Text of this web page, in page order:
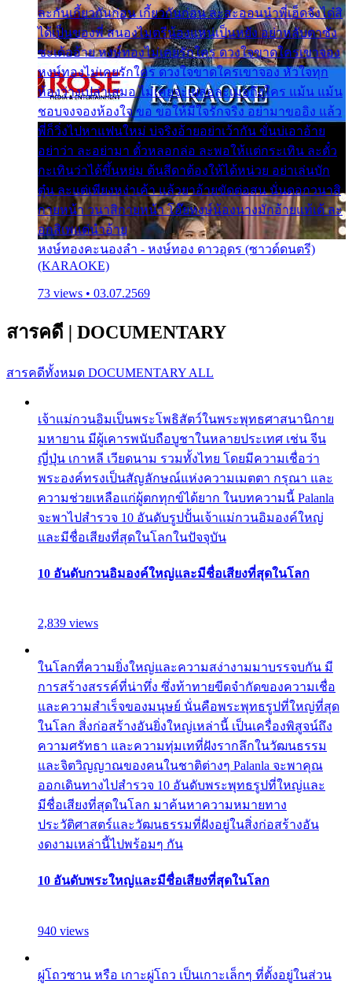
ละกันเกี้ยวกันก่อน เกี้ยวกันก่อน ละสะออนนำพี่เฮ็ดจังได๋สิ
ได้เป็นของพี่ สนองไมตรีน้องแหน่เป็นหยัง อย่าหลับตาซัง
ซะเด้ออ้าย หงษ์ทองไม่เคยรักใคร ดวงใจขาดใครเขาจอง
หงษ์ทองไม่เคยรักใคร ดวงใจขาดใครเขาจอง หัวใจทุก
ห้องว่างเปล่าเสมอ ไม่เคยจะเผลอละเมอถึงใคร แม้น แม้น
ชอบจงจองห้องใจ ขอ ขอให้มีใจรักจริง อย่ามาขออิง แล้ว
พี่ก็วิ่งไปหาแฟนใหม่ บ่จริงอ้ายอย่าเว้ากัน ขั่นบ่เอาอ้าย
อย่าว่า ละอย่ามา ตั๋วหลอกล่อ ละพอให้แต่กระเทิน ละตั๋ว
กะเทินว่าได้ขึ้นหย่ม ต้นสีดาต้องให้ได้หน่วย อย่าเล่นบัก
ตุ๋น ละแต่เพียงหง่าเค้า แล้วยาอ้ายขัดต่อสน นั่นดอกวนาสิ
กายหน้า วนาสิกายหน้า โอ๊ยหงษ์น้องนางมักอ้ายแท้เด้ ละ
อกสิเพแต่นำอ้าย
หงษ์ทองคะนองลำ - หงษ์ทอง ดาวอุดร (ซาวด์ดนตรี)
(KARAOKE)
73 views • 03.07.2569
สารคดี | DOCUMENTARY
สารคดีทั้งหมด DOCUMENTARY ALL
เจ้าแม่กวนอิมเป็นพระโพธิสัตว์ในพระพุทธศาสนานิกาย
มหายาน มีผู้เคารพนับถือบูชาในหลายประเทศ เช่น จีน
ญี่ปุ่น เกาหลี เวียดนาม รวมทั้งไทย โดยมีความเชื่อว่า
พระองค์ทรงเป็นสัญลักษณ์แห่งความเมตตา กรุณา และ
ความช่วยเหลือแก่ผู้ตกทุกข์ได้ยาก ในบทความนี้ Palanla
จะพาไปสำรวจ 10 อันดับรูปปั้นเจ้าแม่กวนอิมองค์ใหญ่
และมีชื่อเสียงที่สุดในโลกในปัจจุบัน
10 อันดับกวนอิมองค์ใหญ่และมีชื่อเสียงที่สุดในโลก
2,839 views
ในโลกที่ความยิ่งใหญ่และความสง่างามมาบรรจบกัน มี
การสร้างสรรค์ที่น่าทึ่ง ซึ่งท้าทายขีดจำกัดของความเชื่อ
และความสำเร็จของมนุษย์ นั่นคือพระพุทธรูปที่ใหญ่ที่สุด
ในโลก สิ่งก่อสร้างอันยิ่งใหญ่เหล่านี้ เป็นเครื่องพิสูจน์ถึง
ความศรัทธา และความทุ่มเทที่ฝังรากลึกในวัฒนธรรม
และจิตวิญญาณของคนในชาติต่างๆ Palanla จะพาคุณ
ออกเดินทางไปสำรวจ 10 อันดับพระพุทธรูปที่ใหญ่และ
มีชื่อเสียงที่สุดในโลก มาค้นหาความหมายทาง
ประวัติศาสตร์และวัฒนธรรมที่ฝังอยู่ในสิ่งก่อสร้างอัน
งดงามเหล่านี้ไปพร้อมๆ กัน
10 อันดับพระใหญ่และมีชื่อเสียงที่สุดในโลก
940 views
ผู่โถวซาน หรือ เกาะผู่โถว เป็นเกาะเล็กๆ ที่ตั้งอยู่ในส่วน